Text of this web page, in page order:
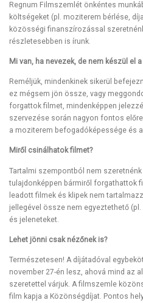
Regnum Filmszemlét önkéntes
költségeket (pl. moziterem bérlése,
közösségi finanszírozással
részletesebben is írunk.
Mi van, ha nevezek, de nem készül el
Reméljük, mindenkinek sikerül
ez mégsem jön össze, vagy
forgattok filmet, mindenképpen
szervezése során nagyon fontos
a moziterem befogadóképessége és
Miről csinálhatok filmet?
Tartalmi szempontból nem
tulajdonképpen bármiről forgathattok
leadott filmek és klipek nem
jellegével össze nem egyeztethető
és jeleneteket.
Lehet jönni csak nézőnek is?
Természetesen! A díjátadóval
november 27-én lesz, ahová mind az
szeretettel várjuk. A filmszemle
film kapja a Közönségdíjat. Pontos